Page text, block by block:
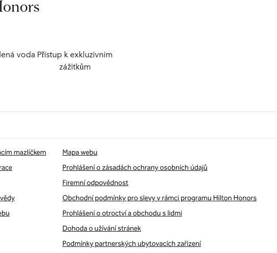
voda Přístup k exkluzivním
zážitkům
mazlíčkem
Mapa webu
Prohlášení o zásadách ochrany osobních údajů
Firemní odpovědnost
Obchodní podmínky pro slevy v rámci programu Hilton Honors
Prohlášení o otroctví a obchodu s lidmi
Dohoda o užívání stránek
Podmínky partnerských ubytovacích zařízení